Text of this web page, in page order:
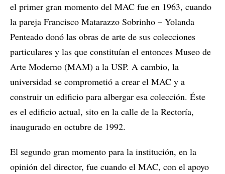
el primer gran momento del MAC fue en 1963, cuando
la pareja Francisco Matarazzo Sobrinho – Yolanda
Penteado donó las obras de arte de sus colecciones
particulares y las que constituían el entonces Museo de
Arte Moderno (MAM) a la USP. A cambio, la
universidad se comprometió a crear el MAC y a
construir un edificio para albergar esa colección. Éste
es el edificio actual, sito en la calle de la Rectoría,
inaugurado en octubre de 1992.
El segundo gran momento para la institución, en la
opinión del director, fue cuando el MAC, con el apoyo